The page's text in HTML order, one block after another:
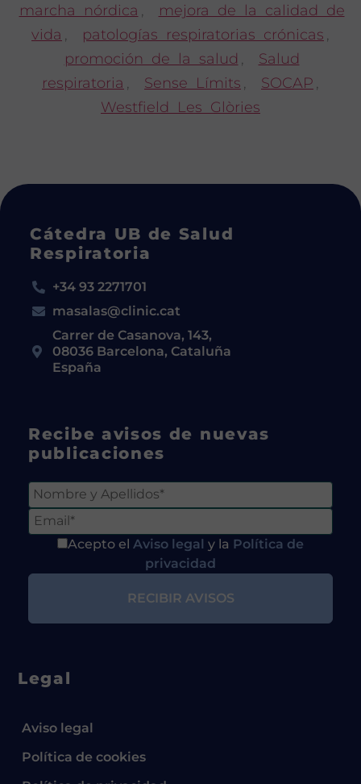
marcha nórdica ,
mejora de la calidad de
vida , patologías respiratorias crónicas ,
promoción de la salud ,
Salud
respiratoria , Sense Límits , SOCAP ,
Westfield Les Glòries
Cátedra UB de Salud
Respiratoria
+34 93 2271701
masalas@clinic.cat
Carrer de Casanova, 143,
08036 Barcelona, Cataluña
España
Recibe avisos de nuevas
publicaciones
Acepto el Aviso legal y la Política de
privacidad
Legal
Aviso legal
Política de cookies